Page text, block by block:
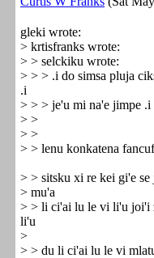
gleki wrote:
> krtisfranks wrote:
> > selckiku wrote:
> > > .i do simsa pluja
.i
> > > je'u mi na'e jimpe .i
> >
> >
> > lenu konkatena
> > sitsku xi re kei gi'e
> mu'a
> > li ci'ai lu le vi li'u joi'i
li'u
>
> > du li ci'ai lu le vi